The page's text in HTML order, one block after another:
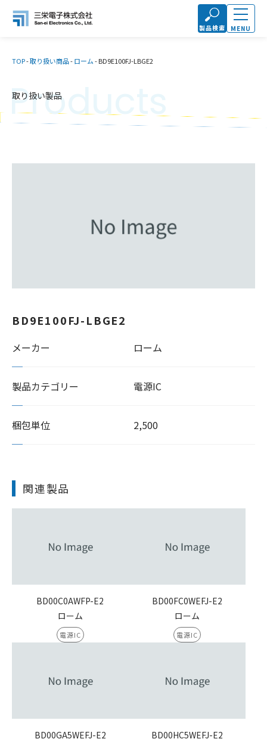
製品検索 MENU
TOP-取り扱い商品-ローム-BD9E100FJ-LBGE2
取り扱い製品
Products
BD9E100FJ-LBGE2
メーカー ローム
製品カテゴリー 電源IC
梱包単位 2,500
関連製品
BD00C0AWFP-E2
ローム
電源IC
BD00FC0WEFJ-E2
ローム
電源IC
BD00GA5WEFJ-E2
BD00HC5WEFJ-E2